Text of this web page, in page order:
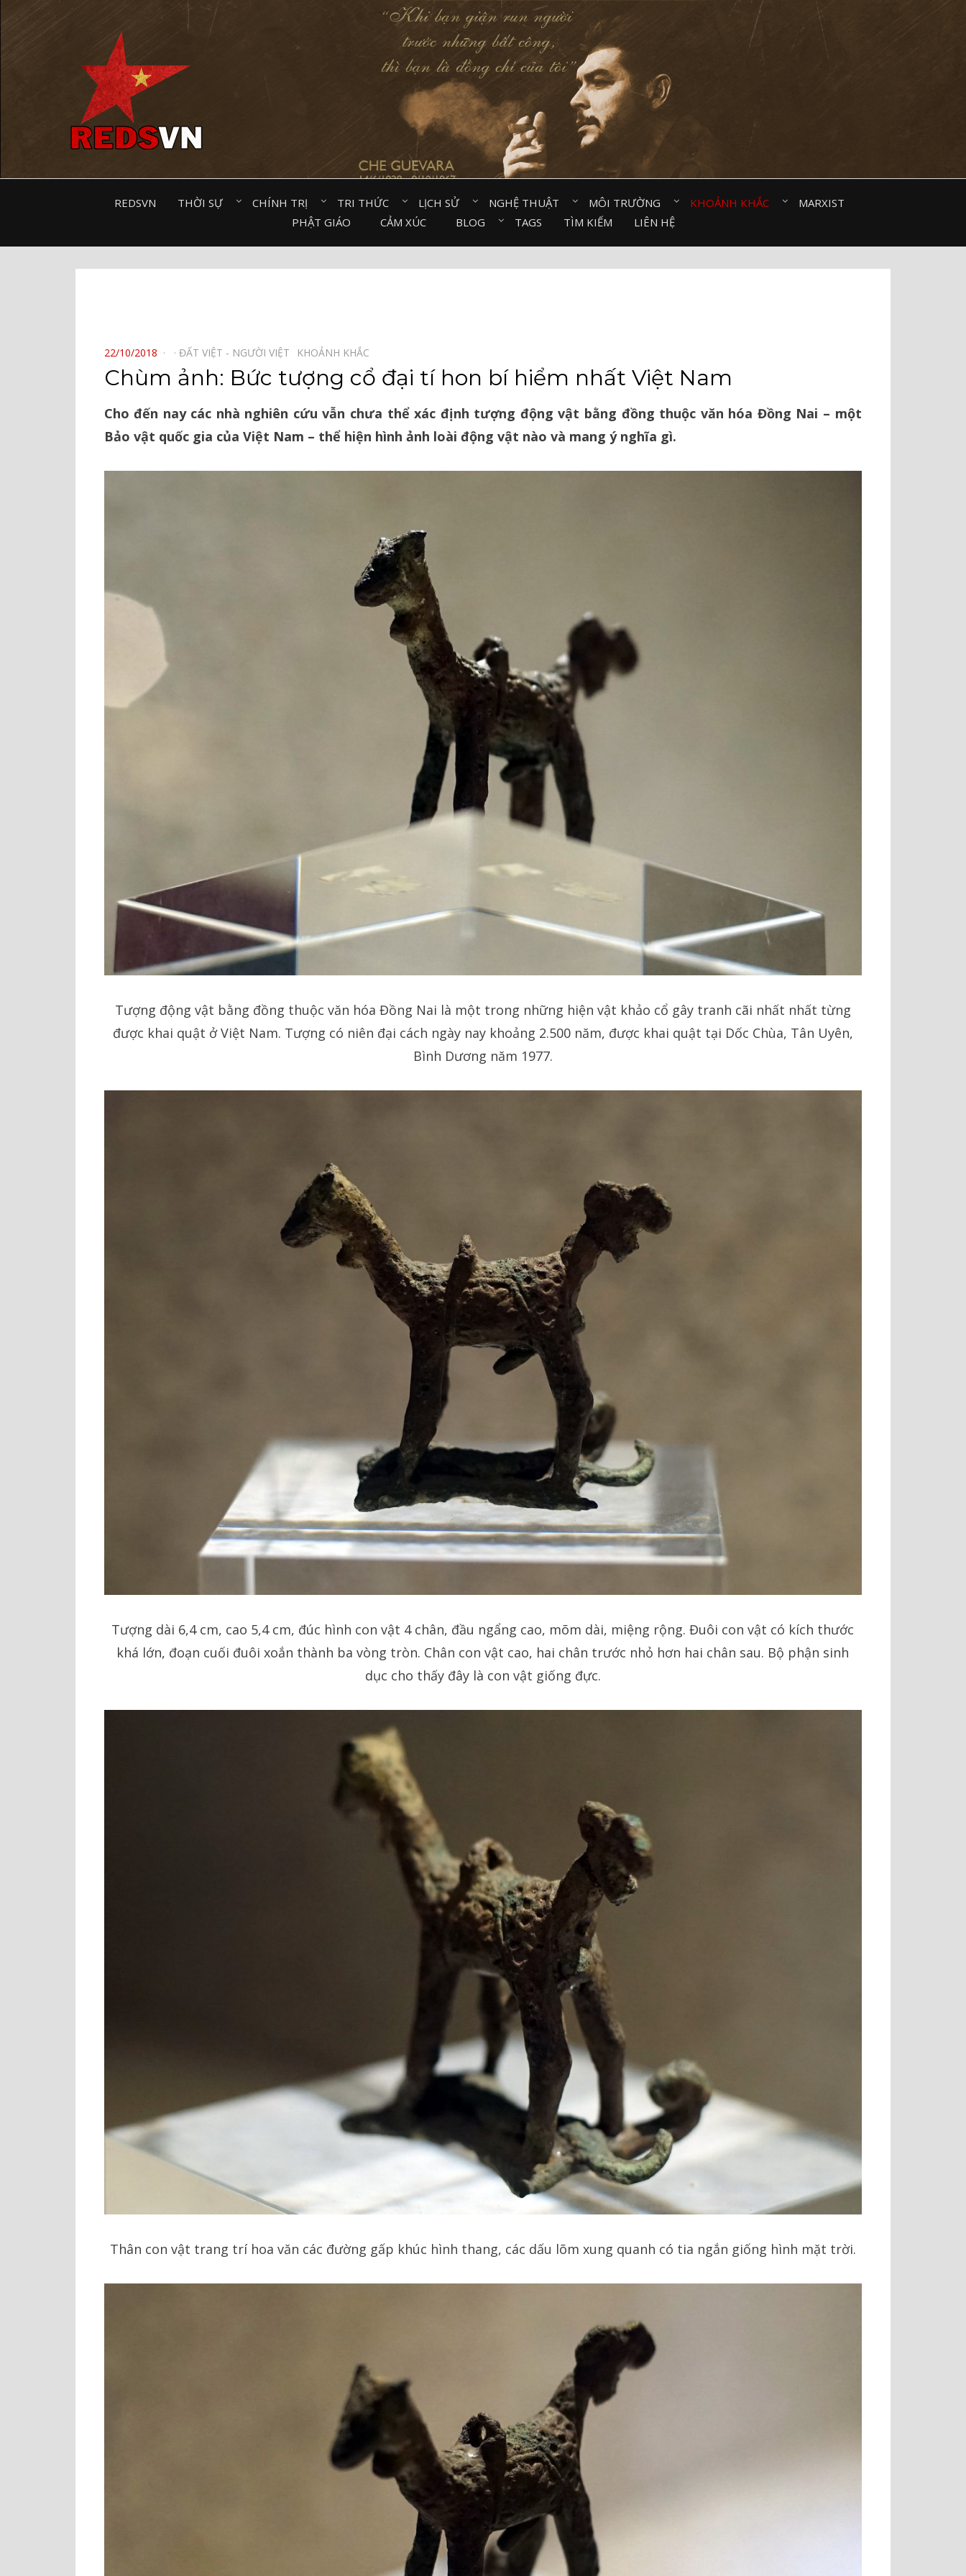
REDSVN THỜI SỰ⠀ CHÍNH TRỊ⠀ TRI THỨC⠀ LỊCH SỬ⠀ NGHỆ THUẬT⠀ MÔI TRƯỜNG⠀ KHOẢNH KHẮC⠀
MARXIST⠀
PHẬT GIÁO⠀
CẢM XÚC⠀ BLOG⠀ TAGS TÌM KIẾM LIÊN HỆ
POSTED
ON
22/10/2018 ĐẤT VIỆT - NGƯỜI VIỆT⠀ KHOẢNH KHẮC⠀
Chùm ảnh: Bức tượng cổ đại tí hon bí hiểm nhất Việt Nam
Cho đến nay các nhà nghiên cứu vẫn chưa thể xác định tượng động vật bằng đồng thuộc văn hóa Đồng Nai – một
Bảo vật quốc gia của Việt Nam – thể hiện hình ảnh loài động vật nào và mang ý nghĩa gì.
Tượng động vật bằng đồng thuộc văn hóa Đồng Nai là một trong những hiện vật khảo cổ gây tranh cãi nhất nhất từng
được khai quật ở Việt Nam. Tượng có niên đại cách ngày nay khoảng 2.500 năm, được khai quật tại Dốc Chùa, Tân Uyên,
Bình Dương năm 1977.
Tượng dài 6,4 cm, cao 5,4 cm, đúc hình con vật 4 chân, đầu ngẩng cao, mõm dài, miệng rộng. Đuôi con vật có kích thước
khá lớn, đoạn cuối đuôi xoắn thành ba vòng tròn. Chân con vật cao, hai chân trước nhỏ hơn hai chân sau. Bộ phận sinh
dục cho thấy đây là con vật giống đực.
Thân con vật trang trí hoa văn các đường gấp khúc hình thang, các dấu lõm xung quanh có tia ngắn giống hình mặt trời.